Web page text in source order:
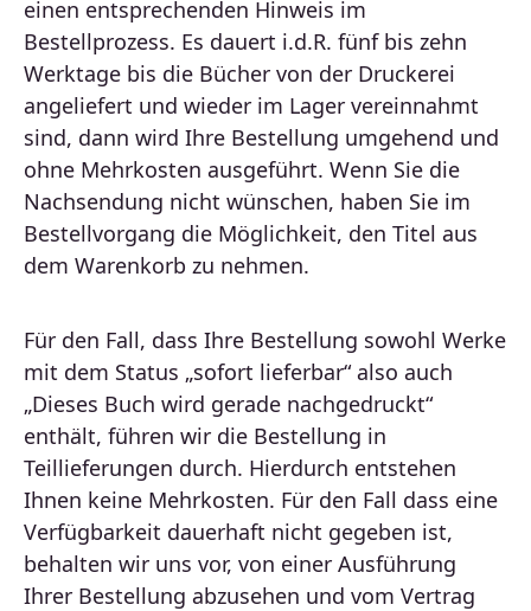
einen entsprechenden Hinweis im
Bestellprozess. Es dauert i.d.R. fünf bis zehn
Werktage bis die Bücher von der Druckerei
angeliefert und wieder im Lager vereinnahmt
sind, dann wird Ihre Bestellung umgehend und
ohne Mehrkosten ausgeführt. Wenn Sie die
Nachsendung nicht wünschen, haben Sie im
Bestellvorgang die Möglichkeit, den Titel aus
dem Warenkorb zu nehmen.
Für den Fall, dass Ihre Bestellung sowohl Werke
mit dem Status „sofort lieferbar“ also auch
„Dieses Buch wird gerade nachgedruckt“
enthält, führen wir die Bestellung in
Teillieferungen durch. Hierdurch entstehen
Ihnen keine Mehrkosten. Für den Fall dass eine
Verfügbarkeit dauerhaft nicht gegeben ist,
behalten wir uns vor, von einer Ausführung
Ihrer Bestellung abzusehen und vom Vertrag